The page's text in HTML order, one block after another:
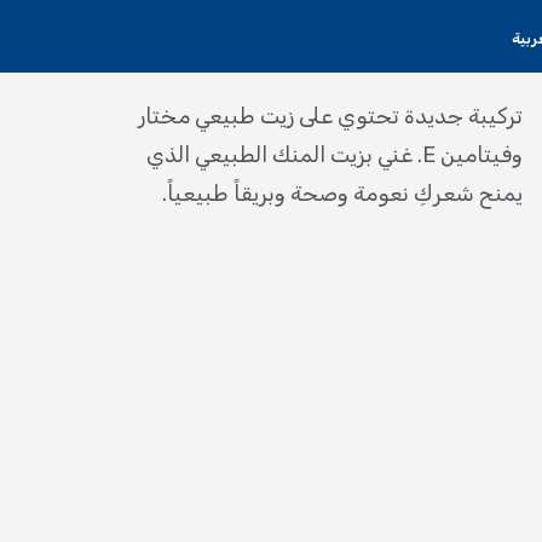
تركيبة جديدة تحتوي على زيت طبيعي مختار
وفيتامين E. غني بزيت المنك الطبيعي الذي
يمنح شعركِ نعومة وصحة وبريقاً طبيعياً.